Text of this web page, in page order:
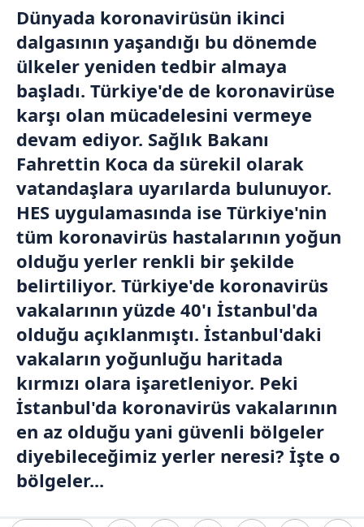
Dünyada koronavirüsün ikinci
dalgasının yaşandığı bu dönemde
ülkeler yeniden tedbir almaya
başladı. Türkiye'de de koronavirüse
karşı olan mücadelesini vermeye
devam ediyor. Sağlık Bakanı
Fahrettin Koca da sürekil olarak
vatandaşlara uyarılarda bulunuyor.
HES uygulamasında ise Türkiye'nin
tüm koronavirüs hastalarının yoğun
olduğu yerler renkli bir şekilde
belirtiliyor. Türkiye'de koronavirüs
vakalarının yüzde 40'ı İstanbul'da
olduğu açıklanmıştı. İstanbul'daki
vakaların yoğunluğu haritada
kırmızı olara işaretleniyor. Peki
İstanbul'da koronavirüs vakalarının
en az olduğu yani güvenli bölgeler
diyebileceğimiz yerler neresi? İşte o
bölgeler...